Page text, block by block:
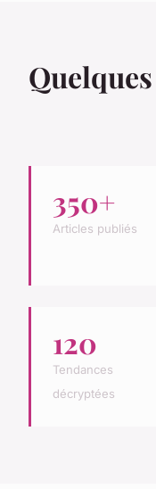
350+
Articles publiés
120
Tendances
décryptées